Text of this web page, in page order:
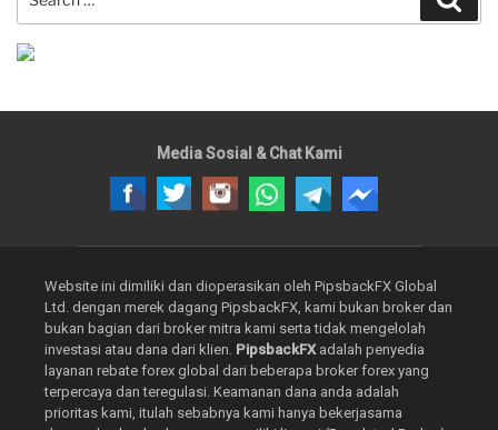
for:
Media Sosial & Chat Kami
Website ini dimiliki dan dioperasikan oleh PipsbackFX Global
Ltd. dengan merek dagang PipsbackFX, kami bukan broker dan
bukan bagian dari broker mitra kami serta tidak mengelolah
investasi atau dana dari klien. PipsbackFXadalah penyedia
layanan rebate forex global dari beberapa broker forex yang
terpercaya dan teregulasi. Keamanan dana anda adalah
prioritas kami, itulah sebabnya kami hanya bekerjasama